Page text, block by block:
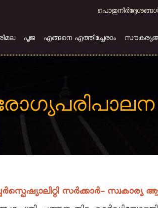
menu
പൂജ എങ്ങനെ എത്തിച്ചേരാം
സര്‍ക്കാര്‍- സ്വകാര്യ